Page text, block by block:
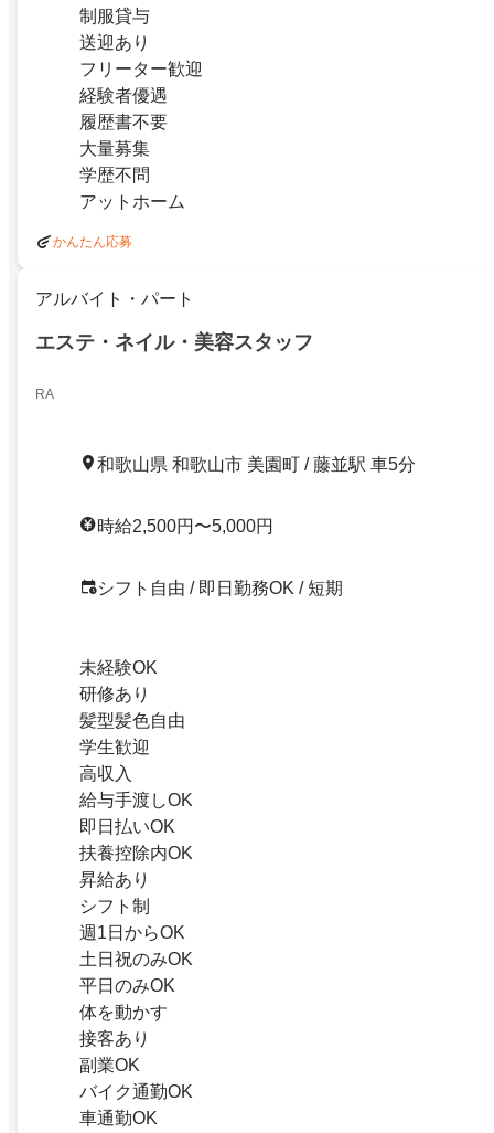
制服貸与
送迎あり
フリーター歓迎
経験者優遇
履歴書不要
大量募集
学歴不問
アットホーム
かんたん応募
アルバイト・パート
エステ・ネイル・美容スタッフ
RA
和歌山県 和歌山市 美園町 / 藤並駅 車5分
時給2,500円〜5,000円
シフト自由 / 即日勤務OK / 短期
未経験OK
研修あり
髪型髪色自由
学生歓迎
高収入
給与手渡しOK
即日払いOK
扶養控除内OK
昇給あり
シフト制
週1日からOK
土日祝のみOK
平日のみOK
体を動かす
接客あり
副業OK
バイク通勤OK
車通勤OK